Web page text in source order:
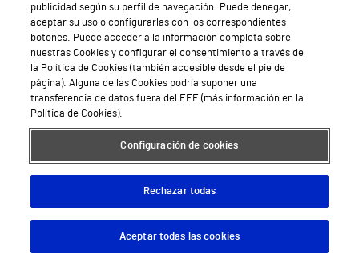
Descargar App
publicidad según su perfil de navegación. Puede denegar,
aceptar su uso o configurarlas con los correspondientes
botones. Puede acceder a la información completa sobre
nuestras Cookies y configurar el consentimiento a través de
la Política de Cookies (también accesible desde el pie de
página). Alguna de las Cookies podría suponer una
transferencia de datos fuera del EEE (más información en la
Política de Cookies).
Configuración de cookies
Rechazar todas
Aceptar todas las cookies